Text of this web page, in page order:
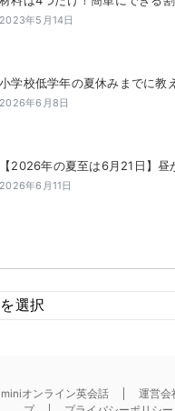
2023年5月14日
小学校低学年の夏休みまでに教
2026年6月8日
【2026年の夏至は6月21日】
2026年6月11日
オンライン英会話 運営会